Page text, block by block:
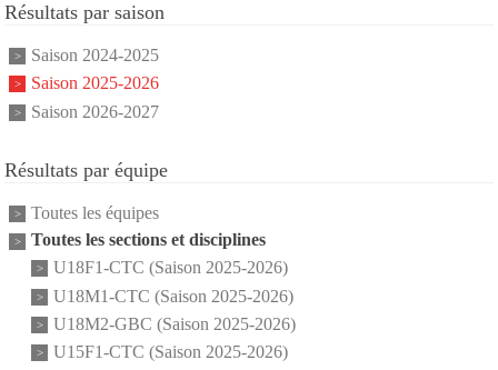
Résultats par saison
Saison 2024-2025
Saison 2025-2026
Saison 2026-2027
Résultats par équipe
Toutes les équipes
Toutes les sections et disciplines
U18F1-CTC (Saison 2025-2026)
U18M1-CTC (Saison 2025-2026)
U18M2-GBC (Saison 2025-2026)
U15F1-CTC (Saison 2025-2026)